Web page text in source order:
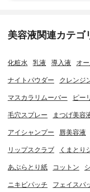
美容液関連カテゴ
化粧水 乳液 導入液 オ
ナイトパウダー クレンジ
マスカラリムーバー ピー
毛穴スプレー まつげ美容
アイシャンプー 唇美容液
リップスクラブ くまとり
あぶらとり紙 コットン
ニキビパッチ フェイスパ